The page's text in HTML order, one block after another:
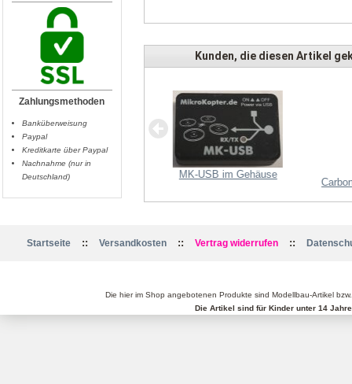
Zahlungsmethoden
Banküberweisung
Paypal
Kreditkarte über Paypal
Nachnahme (nur in
Deutschland)
Kunden, die diesen Artikel
MK-USB im Gehäuse
Startseite :: Versandkosten :: Vertrag widerrufen ::
Die hier im Shop angebotenen Produkte sind Modellbau-Artikel
Die Artikel sind für Kinder unter 14